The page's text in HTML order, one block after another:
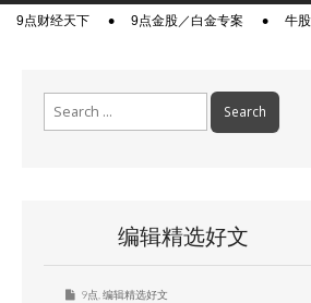
content
Sub9点财经天下 9点金股／白金专案 牛
编辑精选好文
9点 编辑精选好文